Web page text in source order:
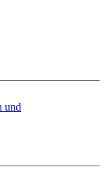
und